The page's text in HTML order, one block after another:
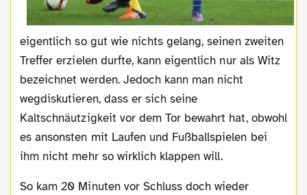
eigentlich so gut wie nichts gelang, seinen zweiten
Treffer erzielen durfte, kann eigentlich nur als Witz
bezeichnet werden. Jedoch kann man nicht
wegdiskutieren, dass er sich seine
Kaltschnäutzigkeit vor dem Tor bewahrt hat, obwohl
es ansonsten mit Laufen und Fußballspielen bei
ihm nicht mehr so wirklich klappen will.
So kam 20 Minuten vor Schluss doch wieder